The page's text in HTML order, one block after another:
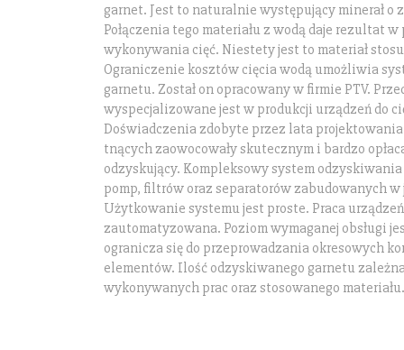
garnet. Jest to naturalnie występujący minerał o
Połączenia tego materiału z wodą daje rezultat
wykonywania cięć. Niestety jest to materiał
Ograniczenie kosztów cięcia wodą umożliwia
garnetu. Został on opracowany w firmie PTV.
wyspecjalizowane jest w produkcji urządzeń do
Doświadczenia zdobyte przez lata
tnących zaowocowały skutecznym i bardzo
odzyskujący. Kompleksowy system odzyskiwania
pomp, filtrów oraz separatorów zabudowanych
Użytkowanie systemu jest proste. Praca
zautomatyzowana. Poziom wymaganej obsługi
ogranicza się do przeprowadzania okresowych
elementów. Ilość odzyskiwanego garnetu
wykonywanych prac oraz stosowanego materiału.